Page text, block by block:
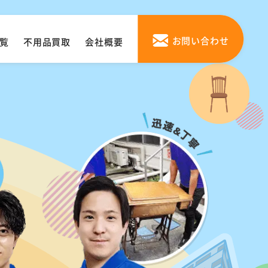
不用品買取 会社概要 お問い合わせ